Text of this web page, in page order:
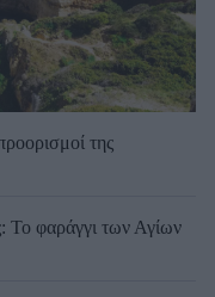
της
Το φαράγγι των Αγίων